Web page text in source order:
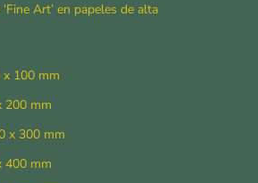
Art’ en papeles de alta
x 100 mm
200 mm
x 300 mm
400 mm